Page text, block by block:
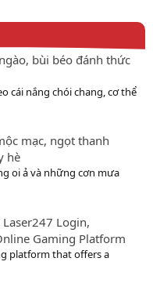
bùi béo đánh thức
cái nắng chói chang, cơ thể
mạc, ngọt thanh
hè
oi ả và những cơn mưa
Login,
Gaming Platform
platform that offers a